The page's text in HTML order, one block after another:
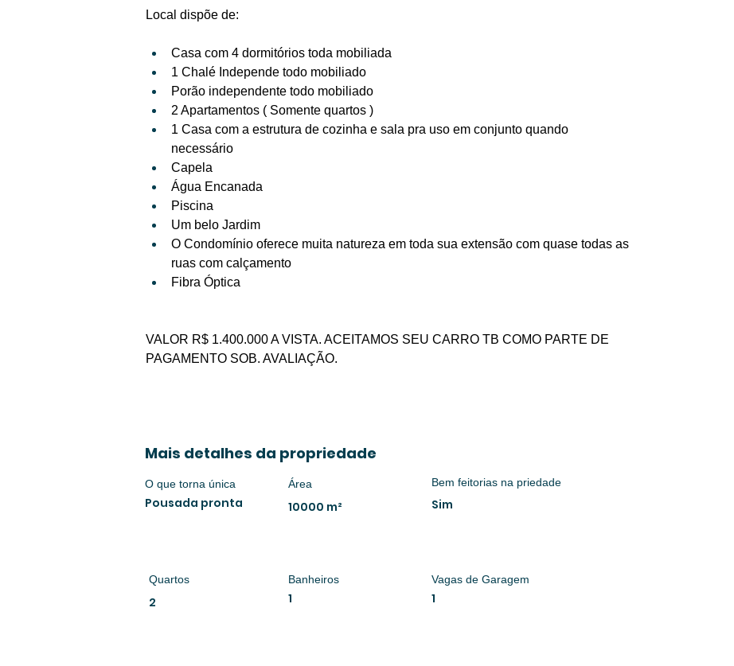
Local dispõe de:
Casa com 4 dormitórios toda mobiliada
1 Chalé Independe todo mobiliado
Porão independente todo mobiliado
2 Apartamentos ( Somente quartos )
1 Casa com a estrutura de cozinha e sala pra uso em conjunto quando
necessário
Capela
Água Encanada
Piscina
Um belo Jardim
O Condomínio oferece muita natureza em toda sua extensão com quase todas as
ruas com calçamento
Fibra Óptica
VALOR R$ 1.400.000 A VISTA. ACEITAMOS SEU CARRO TB COMO PARTE DE
PAGAMENTO SOB. AVALIAÇÃO.
Mais detalhes da propriedade
O que torna única
Pousada pronta
Área
10000 m²
Bem feitorias na priedade
Sim
Quartos
2
Banheiros
1
Vagas de Garagem
1